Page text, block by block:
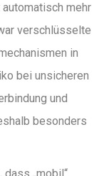
mehr
verschlüsselte
in
bei unsicheren
und
besonders